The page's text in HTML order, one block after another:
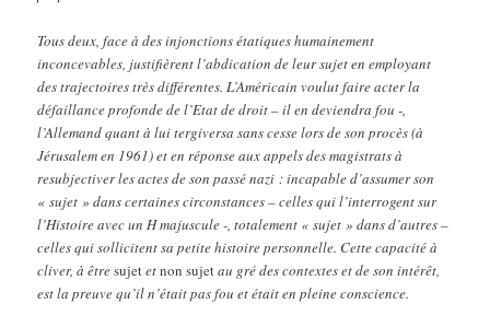
Tous deux, face à des injonctions étatiques humainement
inconcevables, justifièrent l’abdication de leur sujet en employant
des trajectoires très différentes. L’Américain voulut faire acter la
défaillance profonde de l’Etat de droit – il en deviendra fou -,
l’Allemand quant à lui tergiversa sans cesse lors de son procès (à
Jérusalem en 1961) et en réponse aux appels des magistrats à
resubjectiver les actes de son passé nazi : incapable d’assumer son
« sujet » dans certaines circonstances – celles qui l’interrogent sur
l’Histoire avec un H majuscule -, totalement « sujet » dans d’autres –
celles qui sollicitent sa petite histoire personnelle. Cette capacité à
cliver, à êtresujetetnon sujetau gré des contextes et de son intérêt,
est la preuve qu’il n’était pas fou et était en pleine conscience.